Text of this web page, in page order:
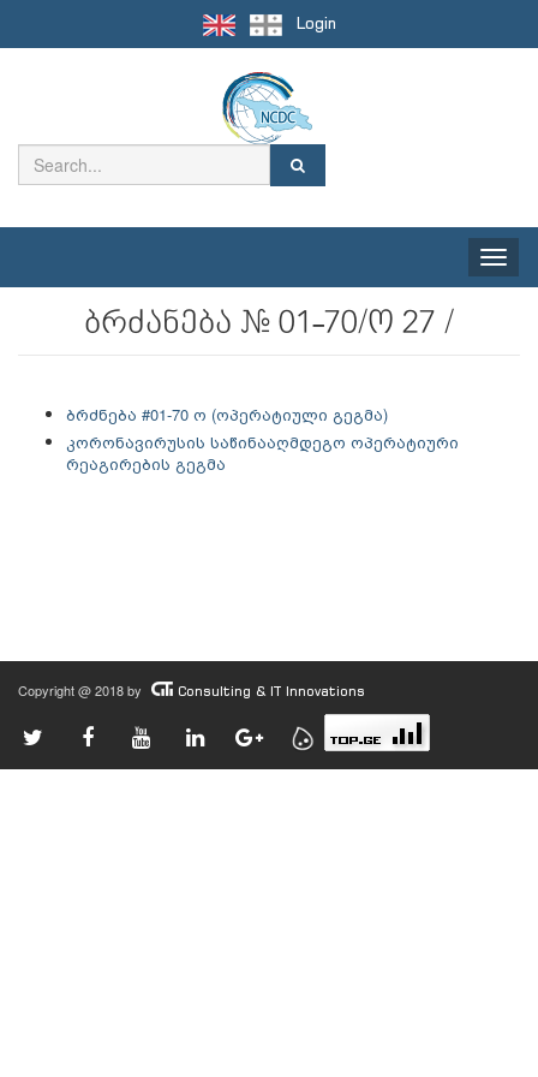
Login
Toggle
ბრძანება № 01-70/ო 27 /
ბრძნება #01-70 ო (ოპერატიული გეგმა)
კორონავირუსის საწინააღმდეგო ოპერატიური
რეაგირების გეგმა
Copyright @ 2018 by Consulting & IT Innovations